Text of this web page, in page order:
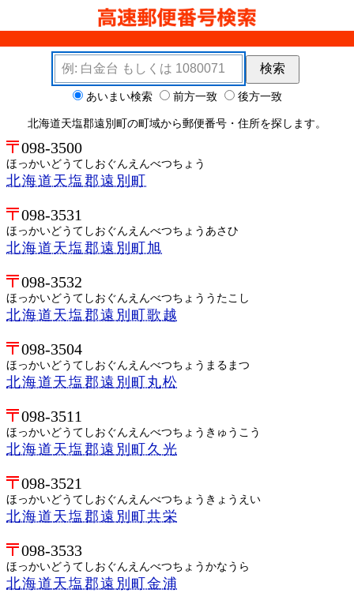
検索キーワード
検索
検索オプション あいまい検索 前方一致 後方一致
北海道天塩郡遠別町の町域から郵便番号・住所を探します。
098-3500
ほっかいどうてしおぐんえんべつちょう
北海道天塩郡遠別町
098-3531
ほっかいどうてしおぐんえんべつちょうあさひ
北海道天塩郡遠別町旭
098-3532
ほっかいどうてしおぐんえんべつちょううたこし
北海道天塩郡遠別町歌越
098-3504
ほっかいどうてしおぐんえんべつちょうまるまつ
北海道天塩郡遠別町丸松
098-3511
ほっかいどうてしおぐんえんべつちょうきゅうこう
北海道天塩郡遠別町久光
098-3521
ほっかいどうてしおぐんえんべつちょうきょうえい
北海道天塩郡遠別町共栄
098-3533
ほっかいどうてしおぐんえんべつちょうかなうら
北海道天塩郡遠別町金浦